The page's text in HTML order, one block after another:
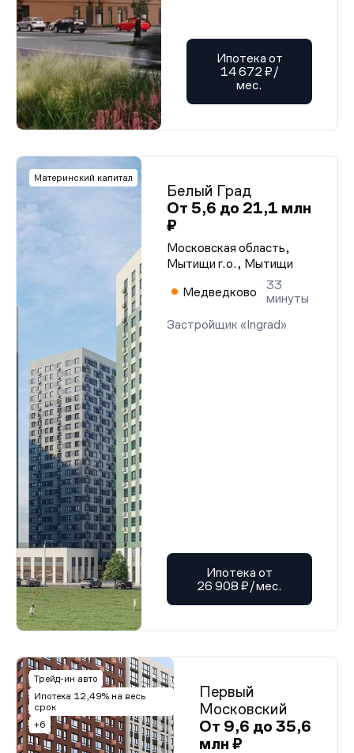
Ипотека от
14 672 ₽/
мес.
Материнский капитал
Белый Град
От 5,6 до 21,1 млн
₽
Московская область,
Мытищи г.о., Мытищи
Медведково
33
минуты
Застройщик «Ingrad»
Ипотека от
26 908 ₽/мес.
Трейд-ин авто
Ипотека 12,49% на весь
срок
+6
Первый
Московский
От 9,6 до 35,6
млн ₽